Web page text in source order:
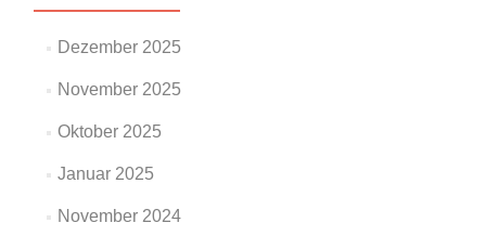
Dezember 2025
November 2025
Oktober 2025
Januar 2025
November 2024